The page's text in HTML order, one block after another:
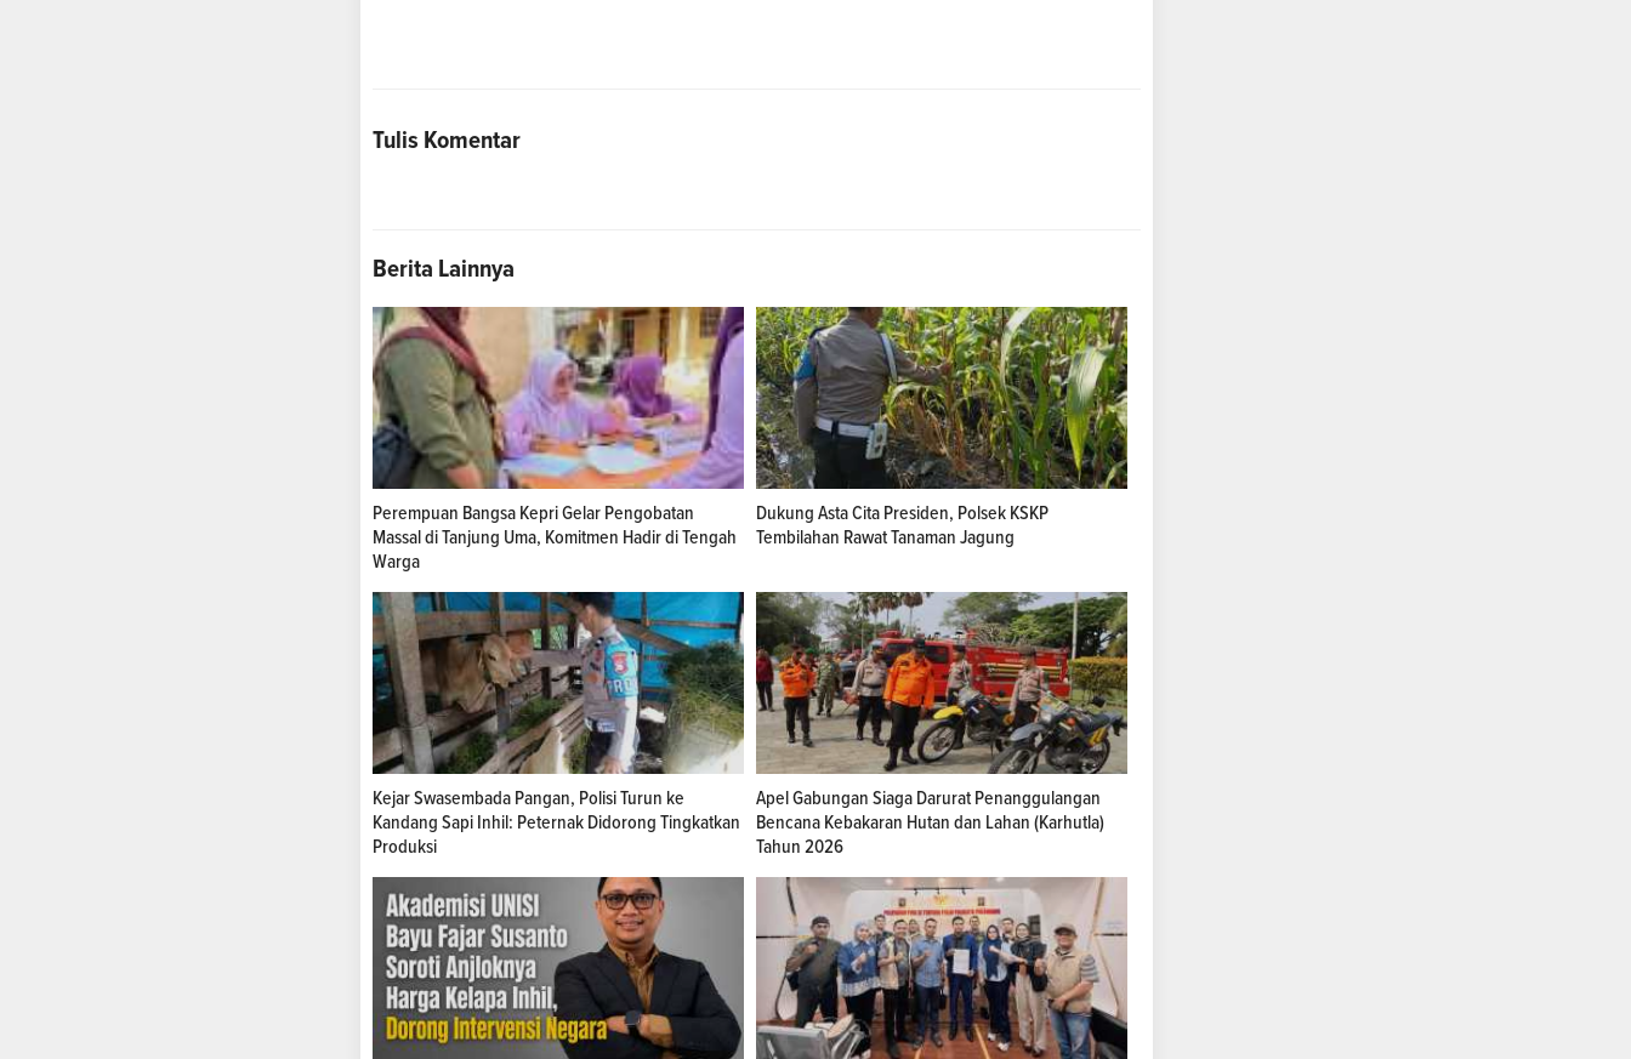
Tulis Komentar
Berita Lainnya
Perempuan Bangsa Kepri Gelar Pengobatan
Massal di Tanjung Uma, Komitmen Hadir di Tengah
Warga
Dukung Asta Cita Presiden, Polsek KSKP
Tembilahan Rawat Tanaman Jagung
Kejar Swasembada Pangan, Polisi Turun ke
Kandang Sapi Inhil: Peternak Didorong Tingkatkan
Produksi
Apel Gabungan Siaga Darurat Penanggulangan
Bencana Kebakaran Hutan dan Lahan (Karhutla)
Tahun 2026